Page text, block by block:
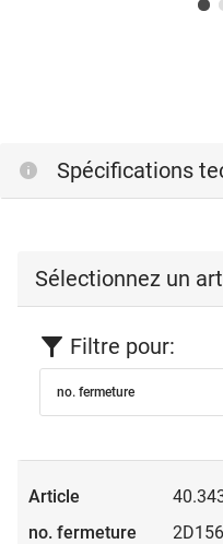
Spécifications
Sélectionnez un
Filtre pour:
no. fermeture
2D156